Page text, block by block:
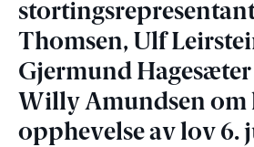
Thomsen, Ulf
Gjermund Hagesæter
Willy Amundsen om
opphevelse av lov 6.